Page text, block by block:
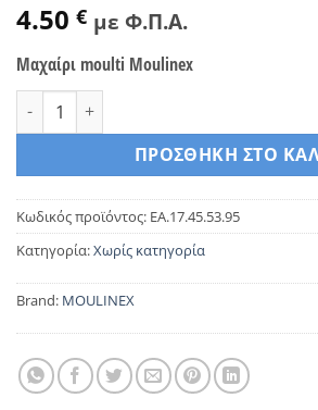
4.50 € με Φ.Π.Α.
Μαχαίρι moulti Moulinex
Μαχαίρι Moulinex κλασικού παλαιού
ΠΡΟΣΘΉΚΗ ΣΤΟ
Κωδικός προϊόντος: EA.17.45.53.95
Κατηγορία:Χωρίς κατηγορία
Brand: MOULINEX